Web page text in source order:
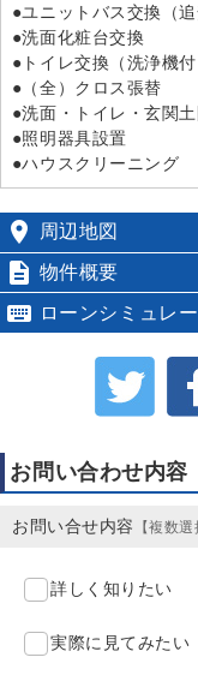
●ユニットバス交換（
●洗面化粧台交換
●トイレ交換（洗浄機付
●（全）クロス張替
●洗面・トイレ・玄関
●照明器具設置
●ハウスクリーニング
 周辺地図
 物件概要
 ローンシミュレ
お問い合わせ内容
お問い合せ内容 【複数選
詳しく知りたい
実際に見てみたい